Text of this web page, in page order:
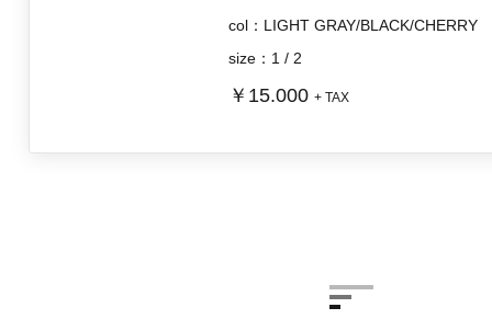
col：LIGHT GRAY/BLACK/CHERRY
size：1 / 2
￥15.000+ TAX